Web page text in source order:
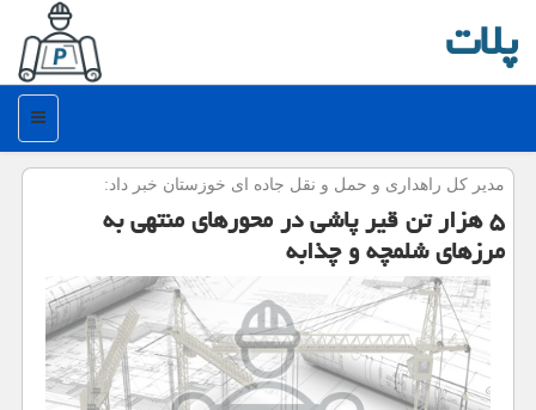
پلات
منو
مدیر كل راهداری و حمل و نقل جاده ای خوزستان خبر داد:
۵ هزار تن قیر پاشی در محورهای منتهی به
مرزهای شلمچه و چذابه